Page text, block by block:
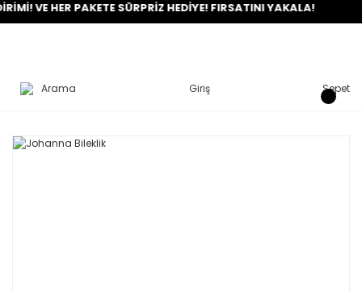
HER PAKETE SÜRPRİZ HEDİYE! FIRSATINI YAKALA!
Arama Giriş Sepet